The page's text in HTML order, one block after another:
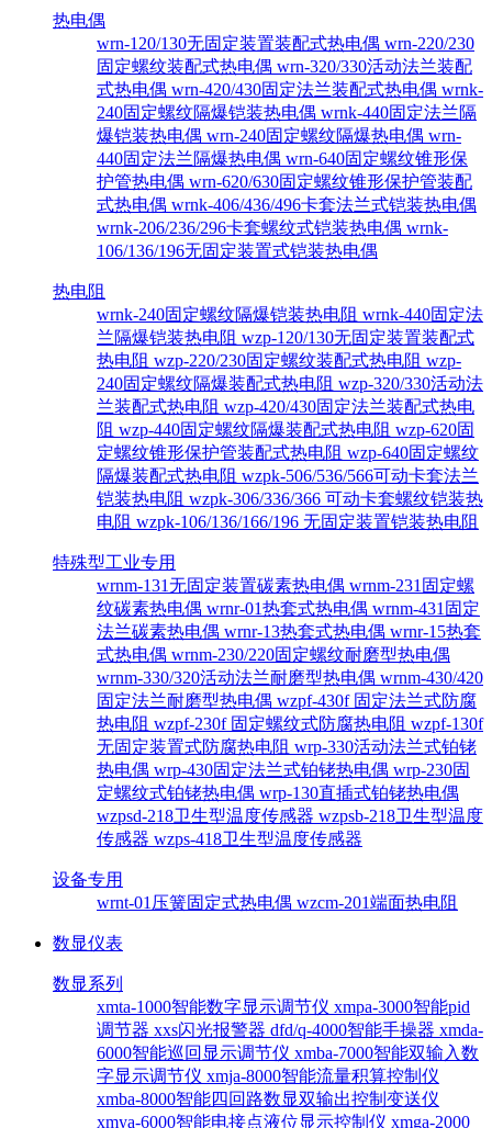
热电偶
wrn-120/130无固定装置装配式热电偶 wrn-220/230
固定螺纹装配式热电偶 wrn-320/330活动法兰装配
式热电偶 wrn-420/430固定法兰装配式热电偶 wrnk-
240固定螺纹隔爆铠装热电偶 wrnk-440固定法兰隔
爆铠装热电偶 wrn-240固定螺纹隔爆热电偶 wrn-
440固定法兰隔爆热电偶 wrn-640固定螺纹锥形保
护管热电偶 wrn-620/630固定螺纹锥形保护管装配
式热电偶 wrnk-406/436/496卡套法兰式铠装热电偶
wrnk-206/236/296卡套螺纹式铠装热电偶 wrnk-
106/136/196无固定装置式铠装热电偶
热电阻
wrnk-240固定螺纹隔爆铠装热电阻 wrnk-440固定法
兰隔爆铠装热电阻 wzp-120/130无固定装置装配式
热电阻 wzp-220/230固定螺纹装配式热电阻 wzp-
240固定螺纹隔爆装配式热电阻 wzp-320/330活动法
兰装配式热电阻 wzp-420/430固定法兰装配式热电
阻 wzp-440固定螺纹隔爆装配式热电阻 wzp-620固
定螺纹锥形保护管装配式热电阻 wzp-640固定螺纹
隔爆装配式热电阻 wzpk-506/536/566可动卡套法兰
铠装热电阻 wzpk-306/336/366 可动卡套螺纹铠装热
电阻 wzpk-106/136/166/196 无固定装置铠装热电阻
特殊型工业专用
wrnm-131无固定装置碳素热电偶 wrnm-231固定螺
纹碳素热电偶 wrnr-01热套式热电偶 wrnm-431固定
法兰碳素热电偶 wrnr-13热套式热电偶 wrnr-15热套
式热电偶 wrnm-230/220固定螺纹耐磨型热电偶
wrnm-330/320活动法兰耐磨型热电偶 wrnm-430/420
固定法兰耐磨型热电偶 wzpf-430f 固定法兰式防腐
热电阻 wzpf-230f 固定螺纹式防腐热电阻 wzpf-130f
无固定装置式防腐热电阻 wrp-330活动法兰式铂铑
热电偶 wrp-430固定法兰式铂铑热电偶 wrp-230固
定螺纹式铂铑热电偶 wrp-130直插式铂铑热电偶
wzpsd-218卫生型温度传感器 wzpsb-218卫生型温度
传感器 wzps-418卫生型温度传感器
设备专用
wrnt-01压簧固定式热电偶 wzcm-201端面热电阻
数显仪表
数显系列
xmta-1000智能数字显示调节仪 xmpa-3000智能pid
调节器 xxs闪光报警器 dfd/q-4000智能手操器 xmda-
6000智能巡回显示调节仪 xmba-7000智能双输入数
字显示调节仪 xmja-8000智能流量积算控制仪
xmba-8000智能四回路数显双输出控制变送仪
xmya-6000智能电接点液位显示控制仪 xmga-2000